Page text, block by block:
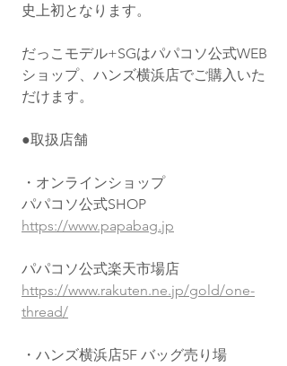
史上初となります。
だっこモデル+SGはパパコソ公式WEB
ショップ、ハンズ横浜店でご購入いた
だけます。
●取扱店舗
・オンラインショップ
パパコソ公式SHOP
https://www.papabag.jp
パパコソ公式楽天市場店
https://www.rakuten.ne.jp/gold/one-
thread/
・ハンズ横浜店5F バッグ売り場